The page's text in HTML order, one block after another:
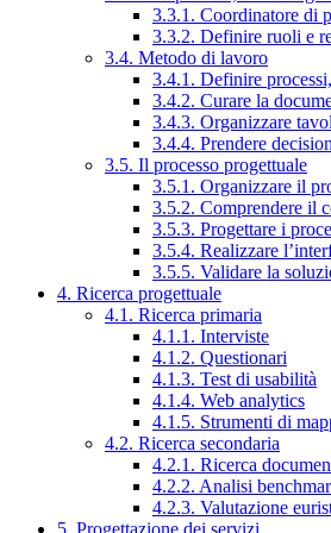
3.3.1. Coordinatore di
3.3.2. Definire ruoli e
3.4. Metodo di lavoro
3.4.1. Definire
3.4.2. Curare la
3.4.3. Organizzare
3.4.4. Prendere
3.5. Il processo progettuale
3.5.1. Organizzare il
3.5.2. Comprendere il
3.5.3. Progettare i
3.5.4. Realizzare
3.5.5. Validare la
4. Ricerca progettuale
4.1. Ricerca primaria
4.1.1. Interviste
4.1.2. Questionari
4.1.3. Test di usabilità
4.1.4. Web analytics
4.1.5. Strumenti di
4.2. Ricerca secondaria
4.2.1. Ricerca
4.2.2. Analisi
4.2.3. Valutazione
5. Progettazione dei servizi